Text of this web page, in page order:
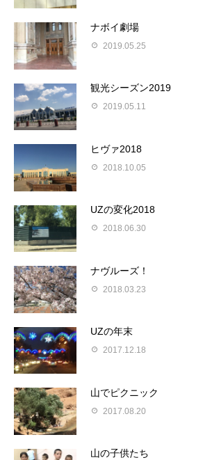
ナボイ劇場
2019.05.25
観光シーズン2019
2019.05.11
ヒヴァ2018
2018.10.05
UZの変化2018
2018.06.30
ナヴルーズ！
2018.03.23
UZの年末
2017.12.18
山でピクニック
2017.08.20
山の子供たち